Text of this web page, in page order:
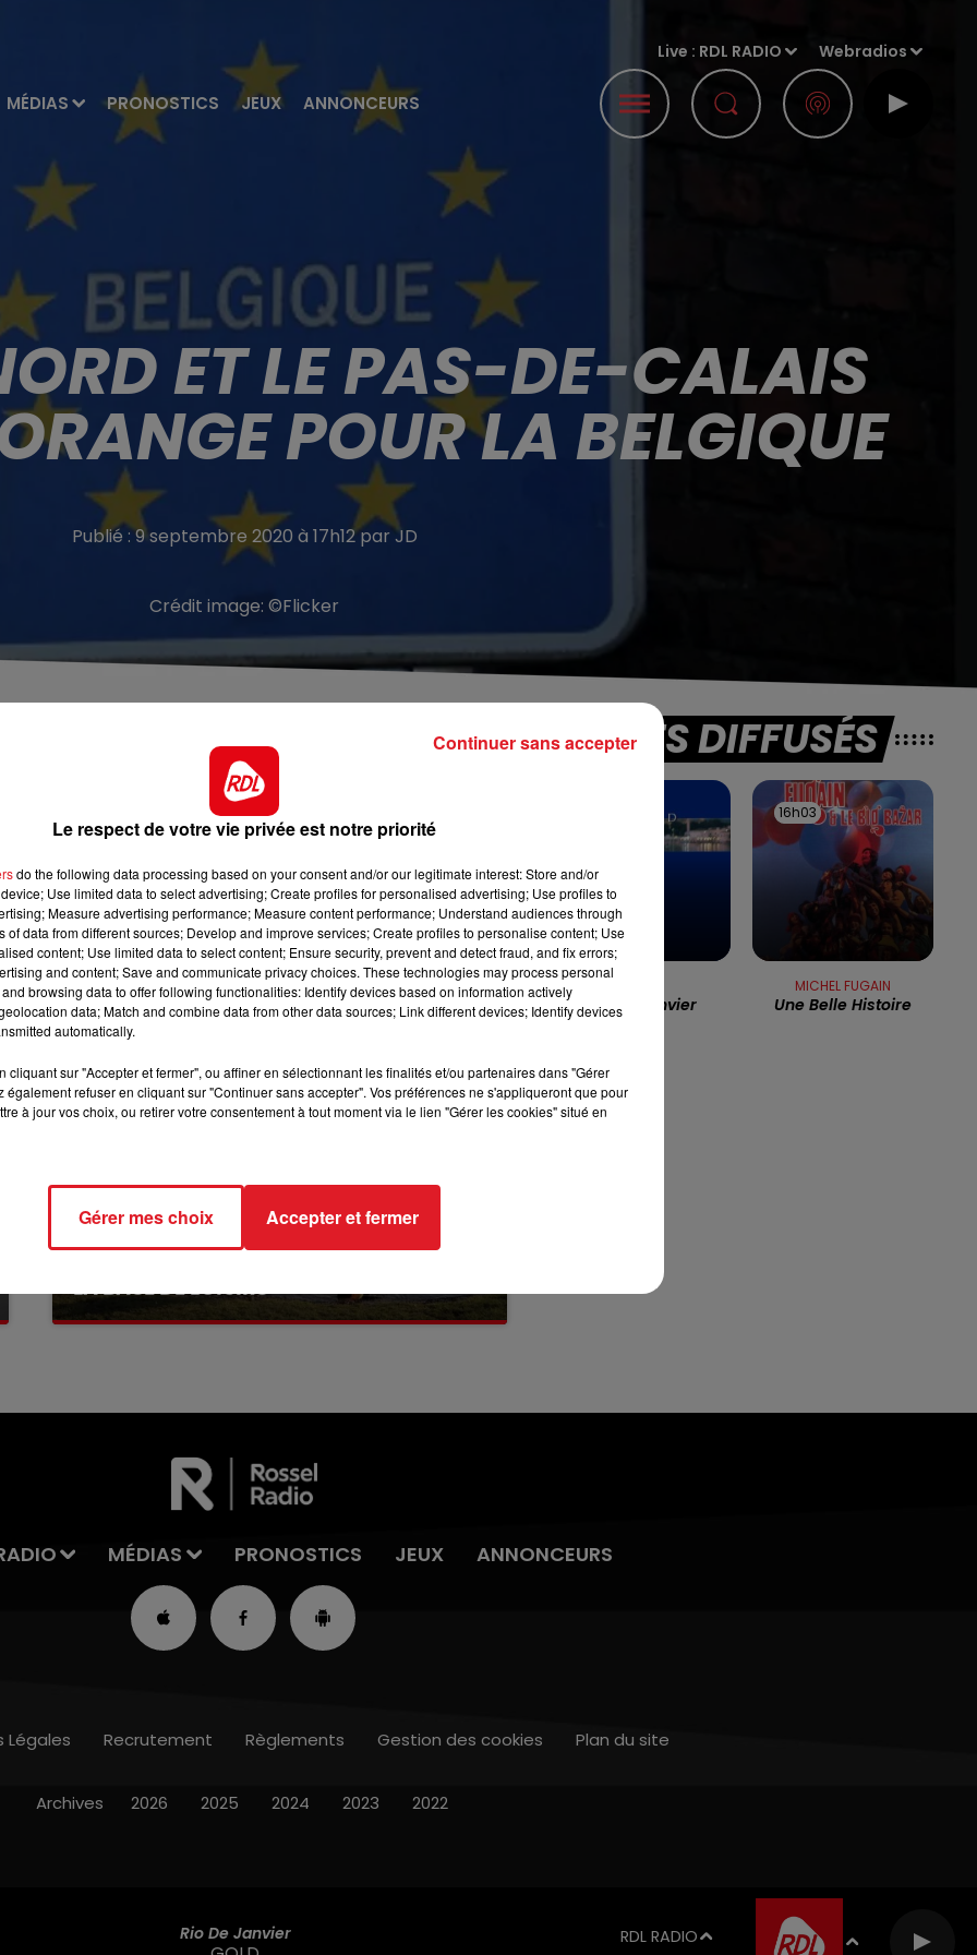
MÉDIAS PRONOSTICS JEUX ANNONCEURS
Live : RDL RADIO Webradios
10h00 - 12h00
RDL WEEKEND
7h00 - 10h00
RDL WEEK-END
ET LE PAS-DE-CALAIS
POUR LA BELGIQUE
Publié : 9 septembre 2020 à 17h12 par JD
Crédit image: ©Flicker
ce mercredi après-midi que notre région ne passait
zone rouge, zone de circulation active du coronavirus, le
Le groupe d'experts belges en charge de classer
publié sa nouvelle liste. Pas de changement donc pour
continuer à circuler normalement. Les voyages
LA BASE DE LOISIRS
La victime a coulé à pic
TITRES DIFFUSÉS
Rio De Janvier
16h03
16h03
MICHEL FUGAIN
Une Belle Histoire
MÉDIAS PRONOSTICS JEUX ANNONCEURS
Rio De Janvier RDL RADIO
Légales Recrutement Règlements Gestion des cookies Plan du site
Archives 2026 2025 2024 2023 2022
Le respect de votre vie privée est notre priorité
do the following data processing based on your consent and/or our legitimate interest: Store and/or
Use limited data to select advertising; Create profiles for personalised advertising; Use profiles to
Measure advertising performance; Measure content performance; Understand audiences through
of data from different sources; Develop and improve services; Create profiles to personalise content; Use
content; Use limited data to select content; Ensure security, prevent and detect fraud, and fix errors;
and content; Save and communicate privacy choices. These technologies may process personal
browsing data to offer following functionalities: Identify devices based on information actively
data; Match and combine data from other data sources; Link different devices; Identify devices
automatically.
cliquant sur "Accepter et fermer", ou affiner en sélectionnant les finalités et/ou partenaires dans "Gérer
également refuser en cliquant sur "Continuer sans accepter". Vos préférences ne s'appliqueront que pour
à jour vos choix, ou retirer votre consentement à tout moment via le lien "Gérer les cookies" situé en
Gérer mes choix Accepter et fermer
Continuer sans accepter